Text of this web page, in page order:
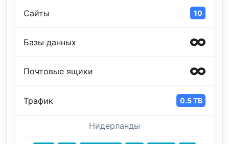
Сайты 10
Базы данных
Почтовые ящики
Трафик 0.5 TB
Нидерланды